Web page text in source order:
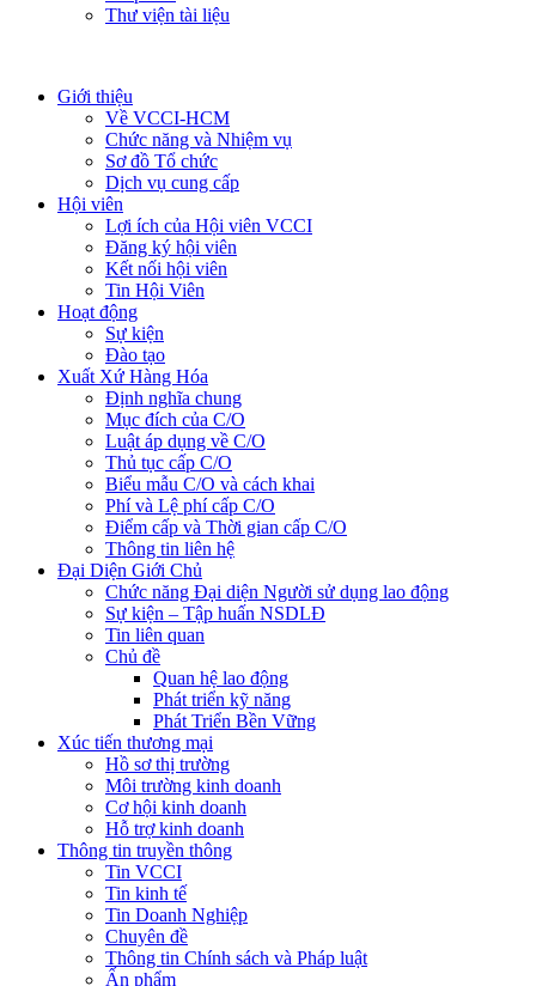
Thư viện tài liệu
Giới thiệu
Về VCCI-HCM
Chức năng và Nhiệm vụ
Sơ đồ Tổ chức
Dịch vụ cung cấp
Hội viên
Lợi ích của Hội viên VCCI
Đăng ký hội viên
Kết nối hội viên
Tin Hội Viên
Hoạt động
Sự kiện
Đào tạo
Xuất Xứ Hàng Hóa
Định nghĩa chung
Mục đích của C/O
Luật áp dụng về C/O
Thủ tục cấp C/O
Biểu mẫu C/O và cách khai
Phí và Lệ phí cấp C/O
Điểm cấp và Thời gian cấp C/O
Thông tin liên hệ
Đại Diện Giới Chủ
Chức năng Đại diện Người sử dụng lao động
Sự kiện – Tập huấn NSDLĐ
Tin liên quan
Chủ đề
Quan hệ lao động
Phát triển kỹ năng
Phát Triển Bền Vững
Xúc tiến thương mại
Hồ sơ thị trường
Môi trường kinh doanh
Cơ hội kinh doanh
Hỗ trợ kinh doanh
Thông tin truyền thông
Tin VCCI
Tin kinh tế
Tin Doanh Nghiệp
Chuyên đề
Thông tin Chính sách và Pháp luật
Ấn phẩm